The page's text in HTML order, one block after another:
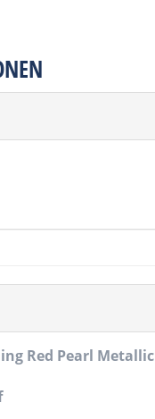
Red Pearl Metallic